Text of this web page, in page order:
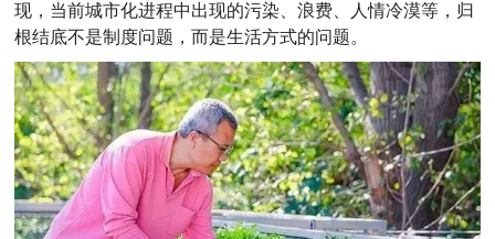
现，当前城市化进程中出现的污染、浪费、人情冷漠等，归
根结底不是制度问题，而是生活方式的问题。